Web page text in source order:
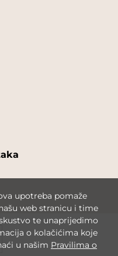
upotreba pomaže
web stranicu i time
te unaprijedimo
o kolačićima koje
u našim Pravilima o